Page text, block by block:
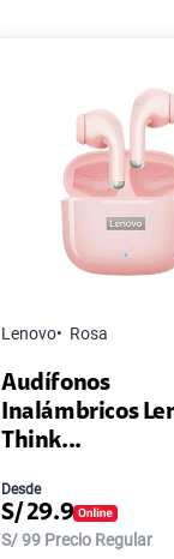
Lenovo Rosa
Audífonos
Inalámbricos
Think...
Desde
S/ 29.9
S/99 Precio Regular